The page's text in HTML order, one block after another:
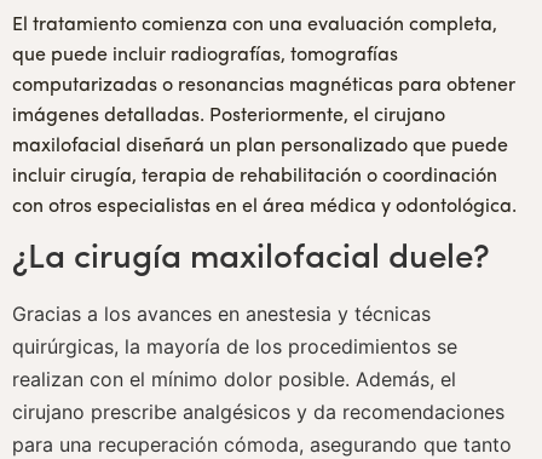
El tratamiento comienza con una evaluación completa,
que puede incluir radiografías, tomografías
computarizadas o resonancias magnéticas para obtener
imágenes detalladas. Posteriormente, el cirujano
maxilofacial diseñará un plan personalizado que puede
incluir cirugía, terapia de rehabilitación o coordinación
con otros especialistas en el área médica y odontológica.
¿La cirugía maxilofacial duele?
Gracias a los avances en anestesia y técnicas
quirúrgicas, la mayoría de los procedimientos se
realizan con el mínimo dolor posible. Además, el
cirujano prescribe analgésicos y da recomendaciones
para una recuperación cómoda, asegurando que tanto